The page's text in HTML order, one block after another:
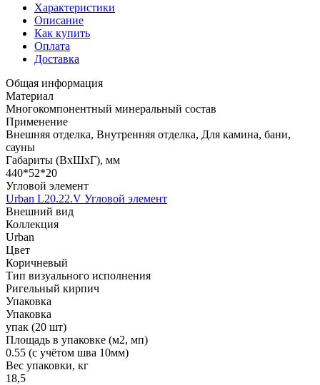
Характеристики
Описание
Как купить
Оплата
Доставка
Общая информация
Материал
Многокомпонентный минеральный состав
Применение
Внешняя отделка, Внутренняя отделка, Для камина, бани,
сауны
Габариты (ВхШхГ), мм
440*52*20
Угловой элемент
Urban L20.22.V Угловой элемент
Внешний вид
Коллекция
Urban
Цвет
Коричневый
Тип визуального исполнения
Ригельный кирпич
Упаковка
Упаковка
упак (20 шт)
Площадь в упаковке (м2, мп)
0.55 (с учётом шва 10мм)
Вес упаковки, кг
18,5